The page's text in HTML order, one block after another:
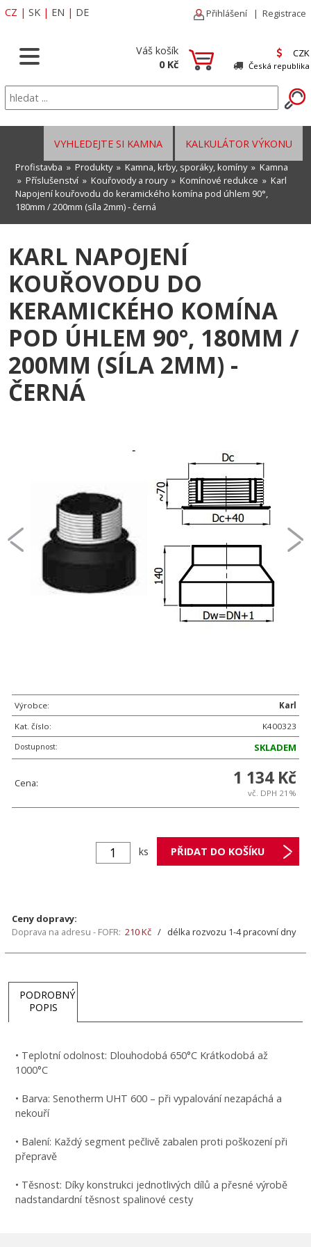
CZ | SK | EN | DE Přihlášení | Registrace
Váš košík
0 Kč
CZK
Česká republika
KALKULÁTOR VÝKONU
VYHLEDEJTE SI KAMNA
Profistavba » Produkty» Kamna, krby, sporáky, komíny» Kamna
» Příslušenství » Kouřovody a roury» Komínové redukce » Karl
Napojení kouřovodu do keramického komína pod úhlem 90°,
180mm / 200mm (síla 2mm) - černá
KARL NAPOJENÍ
KOUŘOVODU DO
KERAMICKÉHO KOMÍNA
POD ÚHLEM 90°, 180MM /
200MM (SÍLA 2MM) -
ČERNÁ
Výrobce:
Karl
Kat. číslo:
K400323
Dostupnost:
SKLADEM
Cena: 1 134 Kč
vč. DPH 21%
ks
Ceny dopravy:
Doprava na adresu - FOFR: 210 Kč / délka rozvozu 1-4 pracovní dny
PODROBNÝ
POPIS
• Teplotní odolnost: Dlouhodobá 650°C Krátkodobá až
1000°C
• Barva: Senotherm UHT 600 – při vypalování nezapáchá a
nekouří
• Balení: Každý segment pečlivě zabalen proti poškození při
přepravě
• Těsnost: Díky konstrukci jednotlivých dílů a přesné výrobě
nadstandardní těsnost spalinové cesty